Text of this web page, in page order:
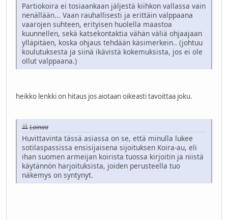
Partiokoira ei tosiaankaan jäljestä kiihkon vallassa vain
nenällään... Vaan rauhallisesti ja erittäin valppaana
vaarojen suhteen, erityisen huolella maastoa
kuunnellen, sekä katsekontaktia vähän väliä ohjaajaan
ylläpitäen, koska ohjaus tehdään käsimerkein.. (johtuu
koulutuksesta ja siinä ikävistä kokemuksista, jos ei ole
ollut valppaana.)
heikko lenkki on hitaus jos aiotaan oikeasti tavoittaa joku.
Lainaa
Huvittavinta tässä asiassa on se, että minulla lukee
sotilaspassissa ensisijaisena sijoituksen Koira-au, eli
ihan suomen armeijan koirista tuossa kirjoitin ja niistä
käytännön harjoituksista, joiden perusteella tuo
näkemys on syntynyt.